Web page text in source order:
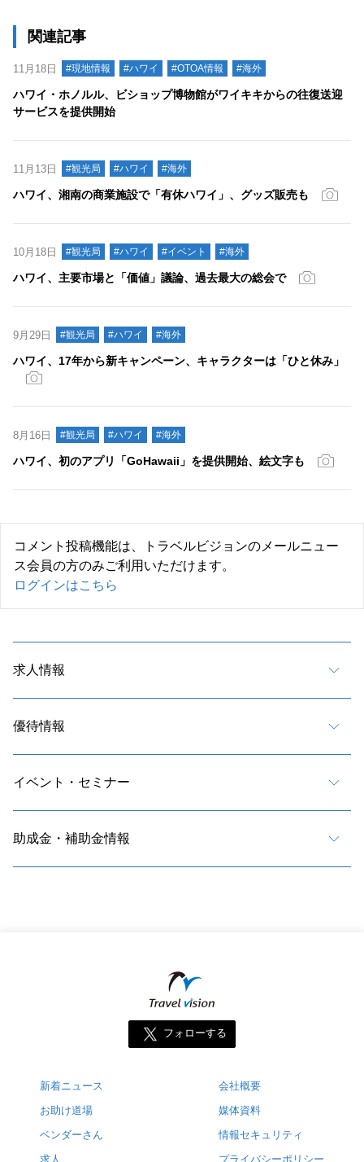
関連記事
11月18日 #現地情報 #ハワイ #OTOA情報 #海外
ハワイ・ホノルル、ビショップ博物館がワイキキからの往復送迎
サービスを提供開始
11月13日 #観光局 #ハワイ #海外
ハワイ、湘南の商業施設で「有休ハワイ」、グッズ販売も
10月18日 #観光局 #ハワイ #イベント #海外
ハワイ、主要市場と「価値」議論、過去最大の総会で
9月29日 #観光局 #ハワイ #海外
ハワイ、17年から新キャンペーン、キャラクターは「ひと休み」
8月16日 #観光局 #ハワイ #海外
ハワイ、初のアプリ「GoHawaii」を提供開始、絵文字も
コメント投稿機能は、トラベルビジョンのメールニュー
ス会員の方のみご利用いただけます。
ログインはこちら
求人情報
優待情報
イベント・セミナー
助成金・補助金情報
フォローする
新着ニュース
お助け道場
ベンダーさん
求人
会社概要
媒体資料
情報セキュリティ
プライバシーポリシー